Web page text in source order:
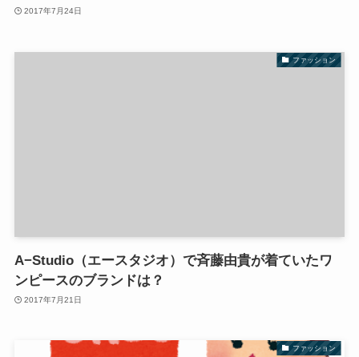
2017年7月24日
ファッション
A−Studio（エースタジオ）で斉藤由貴が着ていたワ
ンピースのブランドは？
2017年7月21日
ファッション